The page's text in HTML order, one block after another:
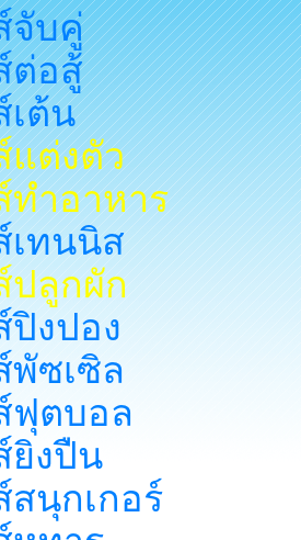
จับคู่
อสู้
ต้น
แต่งตัว
ทำอาหาร
ทนนิส
ปลูกผัก
ปิงปอง
พัซเซิล
ฟุตบอล
ยิงปืน
สนุกเกอร์